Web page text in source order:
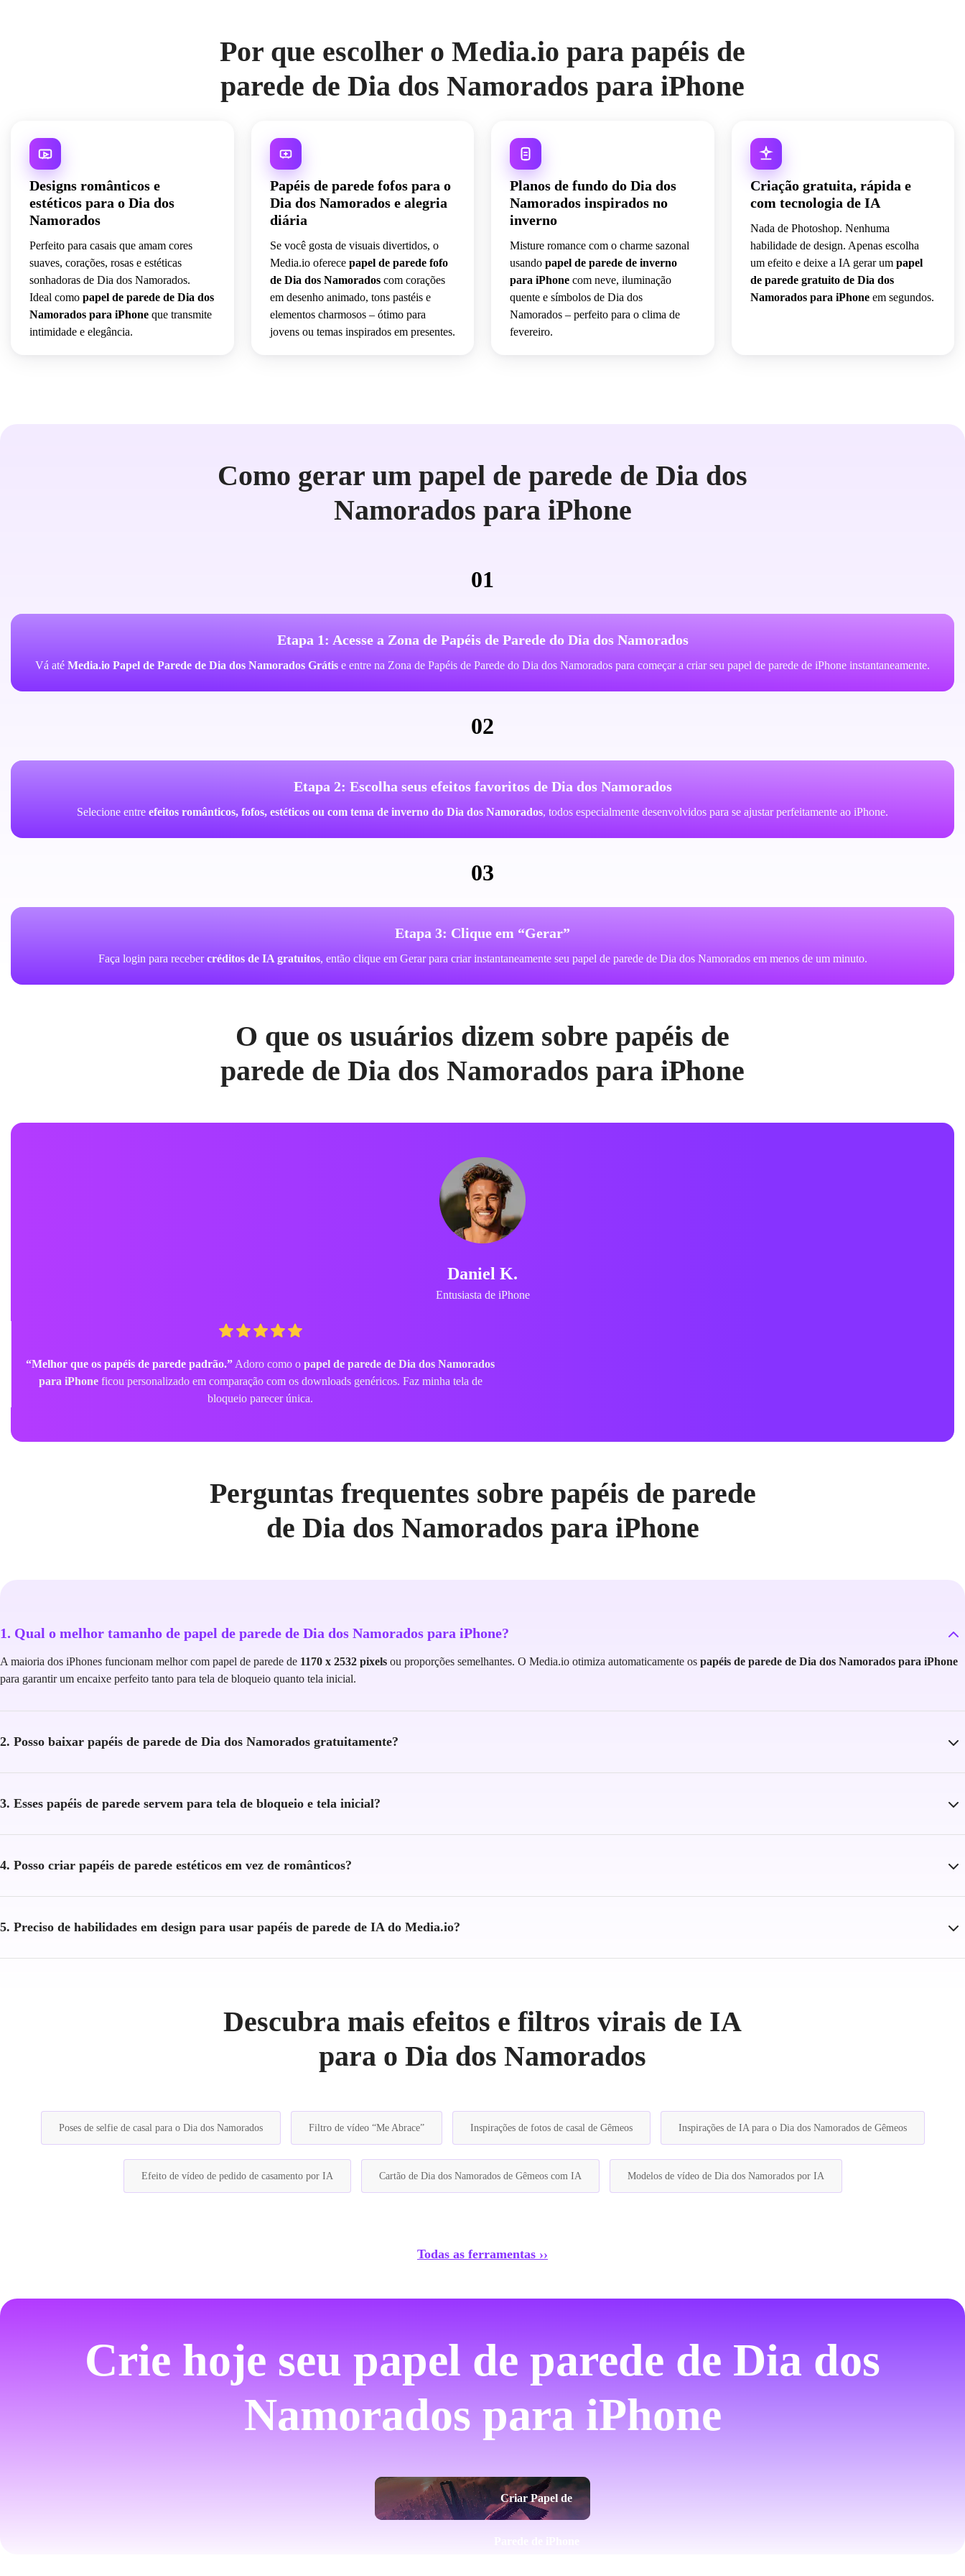
Por que escolher o Media.io para papéis de
parede de Dia dos Namorados para iPhone
Designs românticos e
estéticos para o Dia dos
Namorados
Perfeito para casais que amam cores
suaves, corações, rosas e estéticas
sonhadoras de Dia dos Namorados.
Ideal como papel de parede de Dia dos
Namorados para iPhone que transmite
intimidade e elegância.
Papéis de parede fofos para o
Dia dos Namorados e alegria
diária
Se você gosta de visuais divertidos, o
Media.io oferece papel de parede fofo
de Dia dos Namoradoscom corações
em desenho animado, tons pastéis e
elementos charmosos – ótimo para
jovens ou temas inspirados em presentes.
Planos de fundo do Dia dos
Namorados inspirados no
inverno
Misture romance com o charme sazonal
usando papel de parede de inverno
para iPhone com neve, iluminação
quente e símbolos de Dia dos
Namorados – perfeito para o clima de
fevereiro.
Criação gratuita, rápida e
com tecnologia de IA
Nada de Photoshop. Nenhuma
habilidade de design. Apenas escolha
um efeito e deixe a IA gerar um papel
de parede gratuito de Dia dos
Namorados para iPhoneem segundos.
Como gerar um papel de parede de Dia dos
Namorados para iPhone
01
Etapa 1: Acesse a Zona de Papéis de Parede do Dia dos Namorados
Vá até Media.io Papel de Parede de Dia dos Namorados Grátis e entre na Zona de Papéis de Parede do Dia dos Namorados para começar a criar seu papel de parede de iPhone instantaneamente.
02
Etapa 2: Escolha seus efeitos favoritos de Dia dos Namorados
Selecione entre efeitos românticos, fofos, estéticos ou com tema de inverno do Dia dos Namorados, todos especialmente desenvolvidos para se ajustar perfeitamente ao iPhone.
03
Etapa 3: Clique em “Gerar”
Faça login para recebercréditos de IA gratuitos, então clique em Gerar para criar instantaneamente seu papel de parede de Dia dos Namorados em menos de um minuto.
O que os usuários dizem sobre papéis de
parede de Dia dos Namorados para iPhone
Daniel K.
Entusiasta de iPhone
“Melhor que os papéis de parede padrão.” Adoro como o papel de parede de Dia dos Namorados
para iPhoneficou personalizado em comparação com os downloads genéricos. Faz minha tela de
bloqueio parecer única.
Perguntas frequentes sobre papéis de parede
de Dia dos Namorados para iPhone
1. Qual o melhor tamanho de papel de parede de Dia dos Namorados para iPhone?
A maioria dos iPhones funcionam melhor com papel de parede de 1170 x 2532 pixels ou proporções semelhantes. O Media.io otimiza automaticamente os papéis de parede de Dia dos Namorados para iPhone
para garantir um encaixe perfeito tanto para tela de bloqueio quanto tela inicial.
2. Posso baixar papéis de parede de Dia dos Namorados gratuitamente?
3. Esses papéis de parede servem para tela de bloqueio e tela inicial?
4. Posso criar papéis de parede estéticos em vez de românticos?
5. Preciso de habilidades em design para usar papéis de parede de IA do Media.io?
Descubra mais efeitos e filtros virais de IA
para o Dia dos Namorados
Poses de selfie de casal para o Dia dos Namorados Filtro de vídeo “Me Abrace” Inspirações de fotos de casal de Gêmeos Inspirações de IA para o Dia dos Namorados de Gêmeos
Efeito de vídeo de pedido de casamento por IA Cartão de Dia dos Namorados de Gêmeos com IA Modelos de vídeo de Dia dos Namorados por IA
Todas as ferramentas ››
Crie hoje seu papel de parede de Dia dos
Namorados para iPhone
Criar Papel de